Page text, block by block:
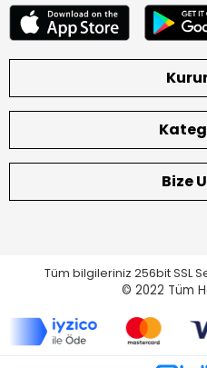
Bize
Tüm bilgileriniz 256bit SSL
© 2022 Tüm